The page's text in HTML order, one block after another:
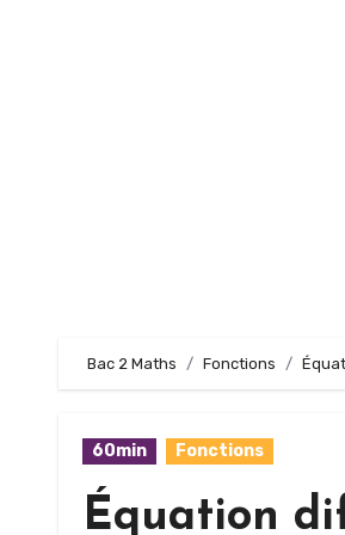
Bac 2 Maths Fonctions
60min Fonctions
Équation